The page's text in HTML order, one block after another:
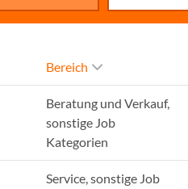
Bereich
Beratung und Verkauf,
sonstige Job
Kategorien
Service, sonstige Job